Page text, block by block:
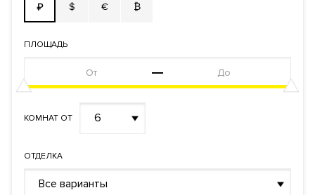
₽ $ € ₿
ПЛОЩАДЬ
КОМНАТ ОТ 6
ОТДЕЛКА
Все варианты